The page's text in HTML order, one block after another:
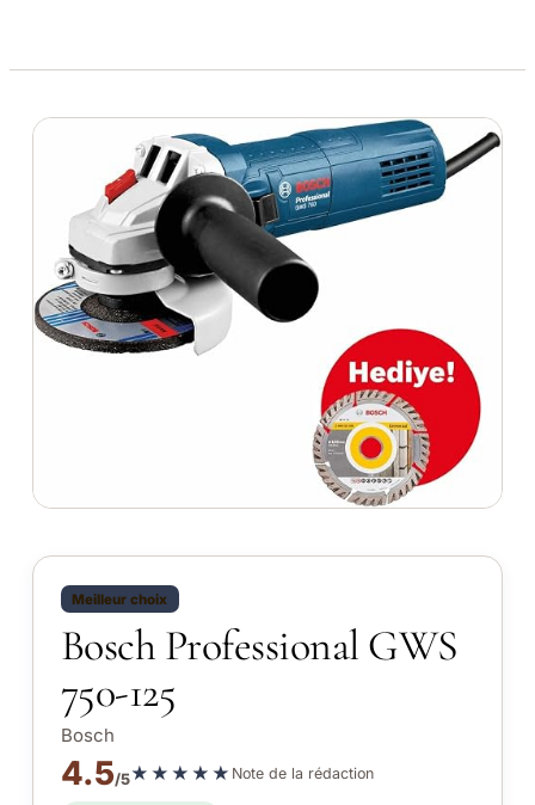
Meilleur choix
Bosch Professional GWS
750-125
Bosch
4.5/5★★★★★ Note de la rédaction